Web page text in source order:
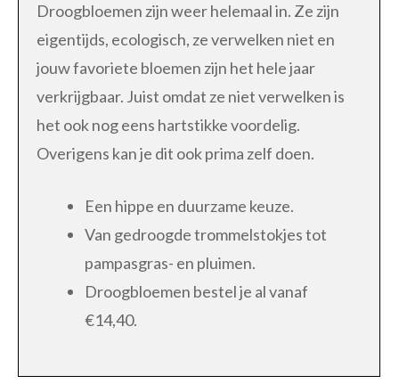
Droogbloemen zijn weer helemaal in. Ze zijn
eigentijds, ecologisch, ze verwelken niet en
jouw favoriete bloemen zijn het hele jaar
verkrijgbaar. Juist omdat ze niet verwelken is
het ook nog eens hartstikke voordelig.
Overigens kan je dit ook prima zelf doen.
Een hippe en duurzame keuze.
Van gedroogde trommelstokjes tot
pampasgras- en pluimen.
Droogbloemen bestel je al vanaf
€14,40.